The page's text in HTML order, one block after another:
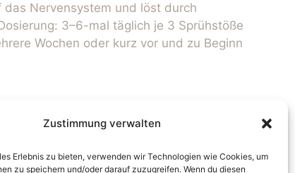
Zustimmung verwalten
Erlebnis zu bieten, verwenden wir Technologien wie Cookies, um
zu speichern und/oder darauf zuzugreifen. Wenn du diesen
Nervensystem und löst durch
3–6-mal täglich je 3 Sprühstöße
Wochen oder kurz vor und zu Beginn